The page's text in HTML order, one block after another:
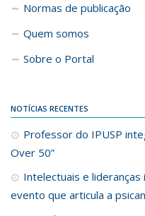
Normas de publicação
Quem somos
Sobre o Portal
NOTÍCIAS RECENTES
Professor do IPUSP
Over 50”
Intelectuais e
evento que articula a